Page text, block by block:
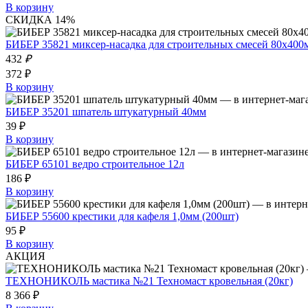
В корзину
СКИДКА 14%
БИБЕР 35821 миксер-насадка для строительных смесей
432 ₽
372 ₽
В корзину
БИБЕР 35201 шпатель штукатурный 40мм
39 ₽
В корзину
БИБЕР 65101 ведро строительное 12л
186 ₽
В корзину
БИБЕР 55600 крестики для кафеля 1,0мм (200шт)
95 ₽
В корзину
АКЦИЯ
ТЕХНОНИКОЛЬ мастика №21 Техномаст кровельная (20кг)
8 366 ₽